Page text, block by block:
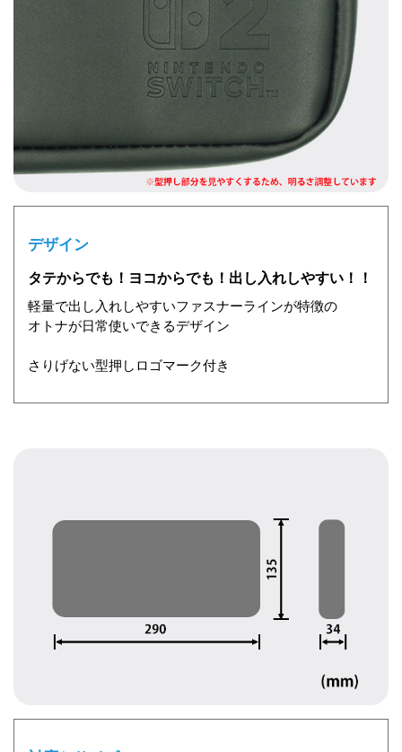
デザイン
タテからでも！ヨコからでも！出し入れしやすい！！
軽量で出し入れしやすいファスナーラインが特徴の
オトナが日常使いできるデザイン
さりげない型押しロゴマーク付き